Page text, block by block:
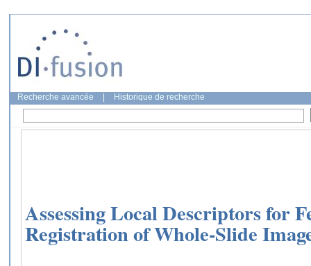
Recherche avancée Historique de recherche
Assessing Local Descriptors for
Registration of Whole-Slide